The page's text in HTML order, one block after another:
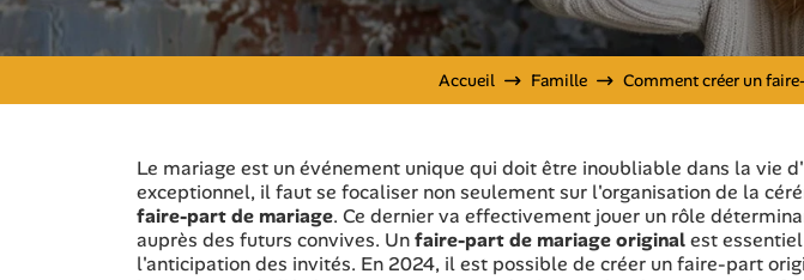
Accueil Famille Comment créer un
Le mariage est un événement unique qui doit être inoubliable dans la vie
exceptionnel, il faut se focaliser non seulement sur l'organisation de la
faire-part de mariage. Ce dernier va effectivement jouer un rôle
auprès des futurs convives. Unfaire-part de mariage originalest
l'anticipation des invités. En 2024, il est possible de créer un faire-part